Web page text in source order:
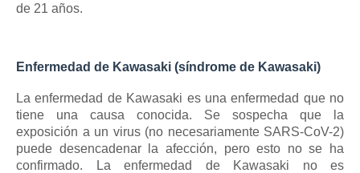
de 21 años.
Enfermedad de Kawasaki (síndrome de Kawasaki)
La enfermedad de Kawasaki es una enfermedad que no
tiene una causa conocida. Se sospecha que la
exposición a un virus (no necesariamente SARS-CoV-2)
puede desencadenar la afección, pero esto no se ha
confirmado.
La enfermedad de Kawasaki no es